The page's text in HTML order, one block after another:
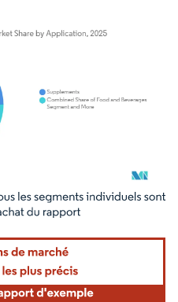
nécessite une attribution sous CC BY